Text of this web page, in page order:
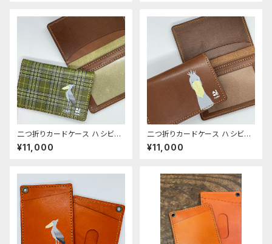
二つ折りカードケース ハシビロ
コウ 横顔 グリーン タータン
チェック 栃木レザー カード
¥11,000
二つ折りカードケース ハシビロ
コウ 正面 ブラウン 栃木レ
ザー カードケース パスケー
¥11,000